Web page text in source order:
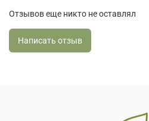
Отзывов еще никто не оставлял
Написать отзыв